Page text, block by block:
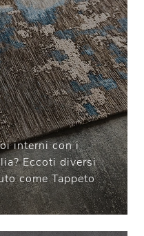
interni con i
Eccoti diversi
come Tappeto